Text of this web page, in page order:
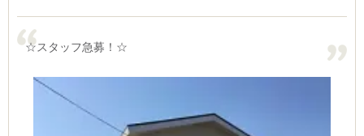
☆スタッフ急募！☆